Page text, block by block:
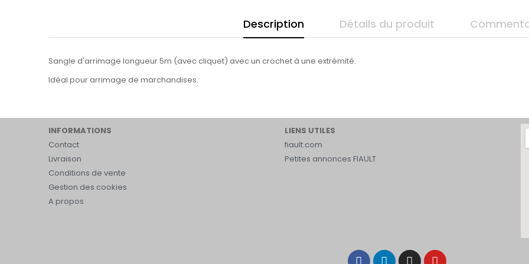
Description Détails du produit
Sangle d'arrimage longueur 5m (avec cliquet) avec un crochet à une extrémité.
Idéal pour arrimage de marchandises.
INFORMATIONS
Contact
Livraison
Conditions de vente
Gestion des cookies
A propos
LIENS UTILES
fiault.com
Petites annonces FIAULT